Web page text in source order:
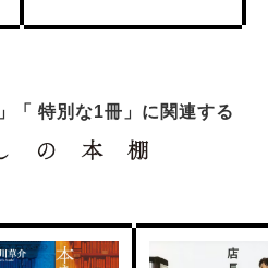
「 特別な1冊」に関連する